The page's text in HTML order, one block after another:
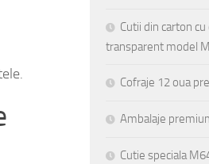
Cutii din carton cu
transparent model
Cofraje 12 oua
Ambalaje
Cutie speciala